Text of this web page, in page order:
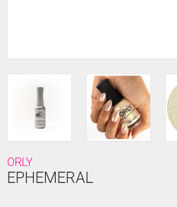
ORLY
EPHEMERAL